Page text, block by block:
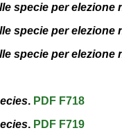
specie per elezione
specie per elezione
specie per elezione
. PDF F718
. PDF F719